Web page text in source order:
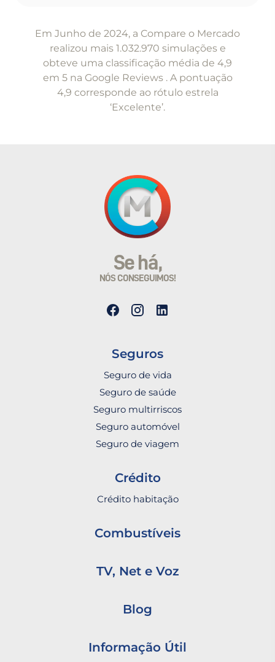
Em Junho de 2024, a Compare o Mercado
realizou mais 1.032.970 simulações e
obteve uma classificação média de 4,9
em 5 na Google Reviews . A pontuação
4,9 corresponde ao rótulo estrela
‘Excelente’.
Se há,
NÓS CONSEGUIMOS!
Seguros
Seguro de vida
Seguro de saúde
Seguro multirriscos
Seguro automóvel
Seguro de viagem
Crédito
Crédito habitação
Combustíveis
TV, Net e Voz
Blog
Informação Útil